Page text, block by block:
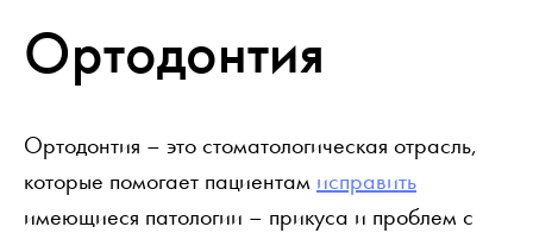
Ортодонтия
Ортодонтия – это стоматологическая отрасль,
которые помогает пациентам исправить
имеющиеся патологии – прикуса и проблем с